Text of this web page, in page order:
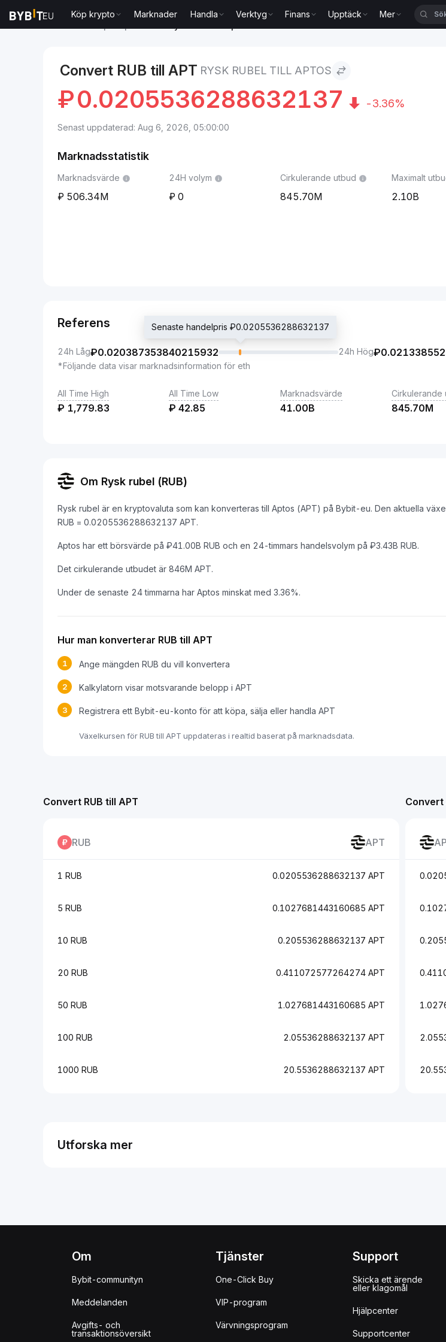
Köp krypto Marknader Handla Verktyg Finans Upptäck Mer
Convert RUB till APT RYSK RUBEL TILL APTOS
₽0.0205536288632137 -3.36%
Senast uppdaterad: Aug 6, 2026, 05:00:00
Marknadsstatistik
Marknadsvärde
506.34M
24H volym
0
Cirkulerande utbud
845.70M
Maximalt
2.10B
Referens
24h Låg₽0.020387353840215932
Senaste handelpris ₽0.0205536288632137
24h Hög₽
*Följande data visar marknadsinformation för eth
All Time High
₽ 1,779.83
All Time Low
₽ 42.85
Marknadsvärde
41.00B
Cirkulerande
845.70M
Om Rysk rubel (RUB)
Rysk rubel är en kryptovaluta som kan konverteras till Aptos (APT) på Bybit-eu. Den aktuella
RUB = 0.0205536288632137 APT.
Aptos har ett börsvärde på ₽41.00B RUB och en 24-timmars handelsvolym på ₽3.43B RUB.
Det cirkulerande utbudet är 846M APT.
Under de senaste 24 timmarna har Aptos minskat med 3.36%.
Hur man konverterar RUB till APT
1 Ange mängden RUB du vill konvertera
2 Kalkylatorn visar motsvarande belopp i APT
3 Registrera ett Bybit-eu-konto för att köpa, sälja eller handla APT
Växelkursen för RUB till APT uppdateras i realtid baserat på marknadsdata.
Convert
Convert RUB till APT
RUB APT
1 RUB 0.0205536288632137 APT
5 RUB 0.1027681443160685 APT
10 RUB 0.205536288632137 APT
20 RUB 0.411072577264274 APT
50 RUB 1.027681443160685 APT
100 RUB 2.05536288632137 APT
1000 RUB 20.5536288632137 APT
Utforska mer
Om
Bybit-communityn
Meddelanden
Avgifts- och
transaktionsöversikt
Tjänster
One-Click Buy
VIP-program
Värvningsprogram
Support
Skicka ett ärende
eller klagomål
Hjälpcenter
Supportcenter